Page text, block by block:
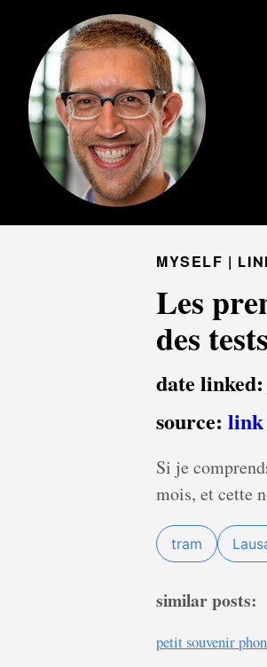
MYSELF |
Les
des
date
source:
Si je
mois, et cette
tram
similar posts:
petit souvenir